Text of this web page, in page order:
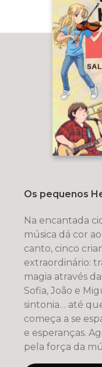
Os pequenos
Na encantada
música dá cor
canto, cinco
extraordinário:
magia através
Sofia, João e
sintonia… até
começa a se
e esperanças.
pela força da